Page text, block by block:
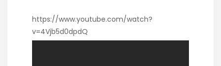
https://www.youtube.com/watch?
v=4Vjb5d0dpdQ